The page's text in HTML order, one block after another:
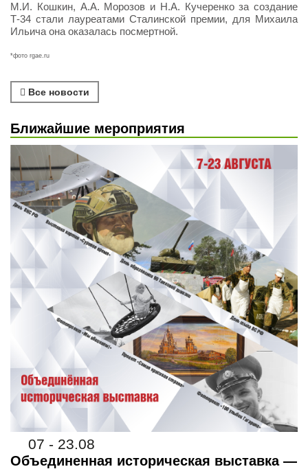
М.И. Кошкин, А.А. Морозов и Н.А. Кучеренко за создание
Т-34 стали лауреатами Сталинской премии, для Михаила
Ильича она оказалась посмертной.
*фото rgae.ru
Все новости
Ближайшие мероприятия
07 - 23.08
Объединенная историческая выставка —